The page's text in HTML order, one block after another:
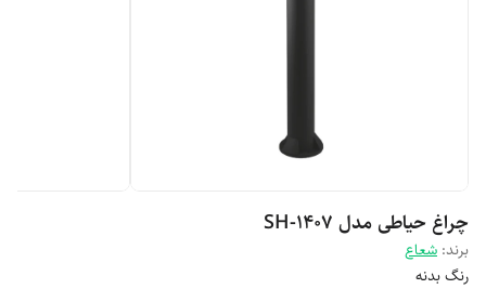
چراغ حیاطی مدل SH-1407
برند: شعاع
رنگ بدنه